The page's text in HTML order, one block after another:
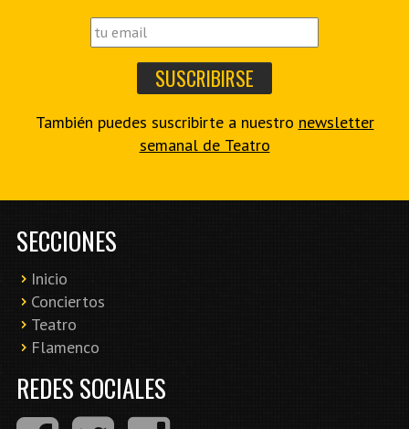
También puedes suscribirte a nuestro newsletter
semanal de Teatro
SECCIONES
Inicio
Conciertos
Teatro
Flamenco
REDES SOCIALES